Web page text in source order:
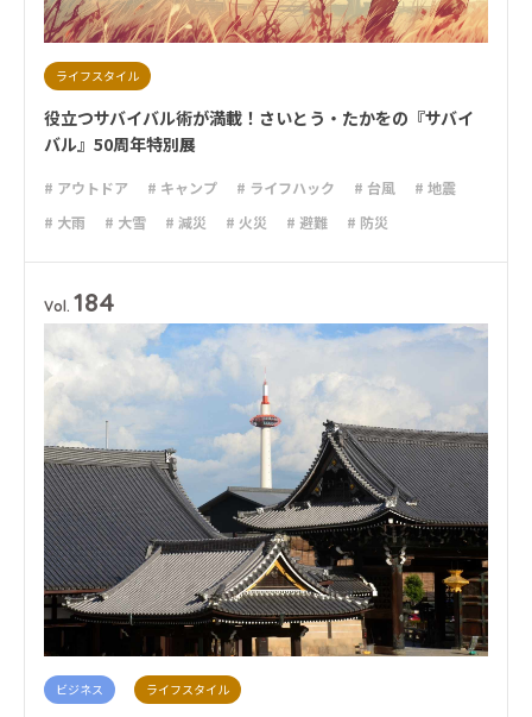
ライフスタイル
役立つサバイバル術が満載！さいとう・たかをの『サバイ
バル』50周年特別展
# アウトドア # キャンプ # ライフハック # 台風
# 地震
# 大雨
# 大雪 # 減災 # 火災 # 避難 # 防災
Vol. 184
ビジネス ライフスタイル